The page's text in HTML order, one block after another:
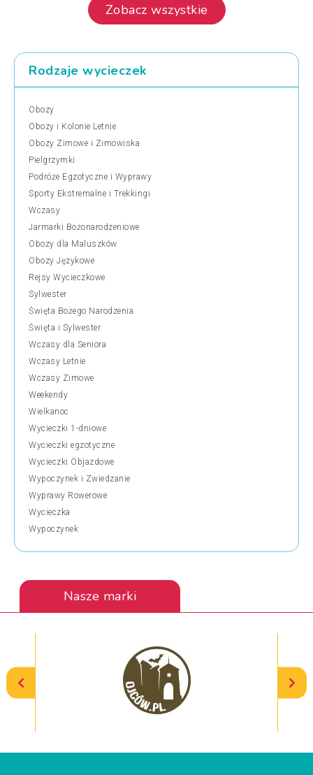
Zobacz wszystkie
Rodzaje wycieczek
Obozy
Obozy i Kolonie Letnie
Obozy Zimowe i Zimowiska
Pielgrzymki
Podróże Egzotyczne i Wyprawy
Sporty Ekstremalne i Trekkingi
Wczasy
Jarmarki Bożonarodzeniowe
Obozy dla Maluszków
Obozy Językowe
Rejsy Wycieczkowe
Sylwester
Święta Bożego Narodzenia
Święta i Sylwester
Wczasy dla Seniora
Wczasy Letnie
Wczasy Zimowe
Weekendy
Wielkanoc
Wycieczki 1-dniowe
Wycieczki egzotyczne
Wycieczki Objazdowe
Wypoczynek i Zwiedzanie
Wyprawy Rowerowe
Wycieczka
Wypoczynek
Nasze marki